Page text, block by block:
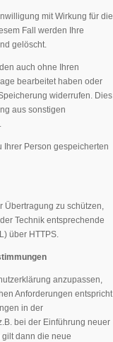
mit Wirkung für die
Fall werden Ihre
gelöscht.
auch ohne Ihren
bearbeitet haben oder
widerrufen. Dies
aus sonstigen
Person gespeicherten
zu schützen,
Technik entsprechende
über HTTPS.
anzupassen,
Anforderungen entspricht
in der
bei der Einführung neuer
dann die neue